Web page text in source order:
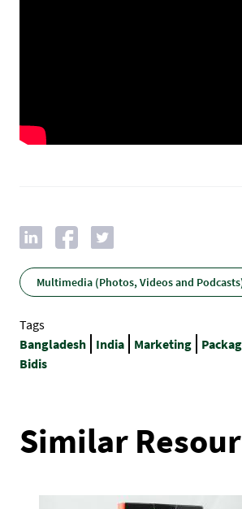
Tags
Bangladesh
India Marketing
Bidis
Multimedia (Photos, Videos and
Similar